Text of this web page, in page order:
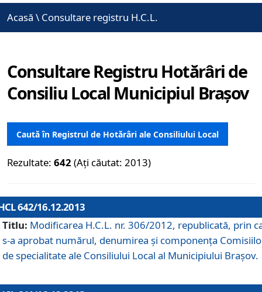
Acasă \ Consultare registru H.C.L.
Consultare Registru Hotărâri de
Consiliu Local Municipiul Brașov
Caută în Registrul de Hotărâri ale Consiliului Local
Rezultate: 642 (Ați căutat: 2013)
642/16.12.2013
Titlu: Modificarea H.C.L. nr. 306/2012, republicată, prin
s-a aprobat numărul, denumirea şi componenţa
de specialitate ale Consiliului Local al Municipiului Braşov.